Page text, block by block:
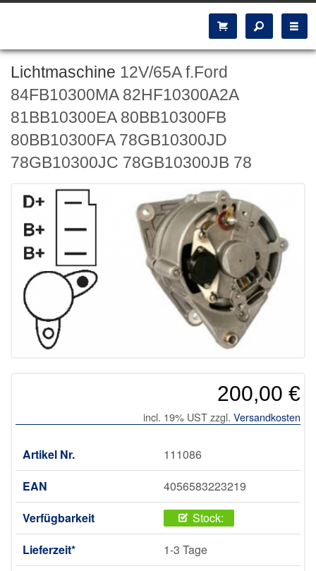
Lichtmaschine 12V/65A f.Ford
84FB10300MA 82HF10300A2A
81BB10300EA 80BB10300FB
80BB10300FA 78GB10300JD
78GB10300JC 78GB10300JB 78
200,00 €
incl. 19% UST zzgl. Versandkosten
Artikel Nr.
111086
EAN
4056583223219
Verfügbarkeit
Stock:
Lieferzeit*
1-3 Tage